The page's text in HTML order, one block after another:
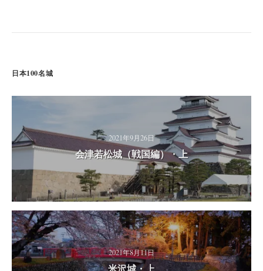
日本100名城
2021年9月26日
会津若松城（戦国編）・上
2021年8月11日